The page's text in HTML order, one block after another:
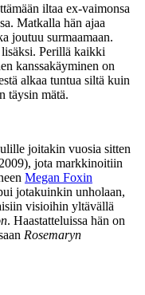
iltaa ex‑vaimonsa
Matkalla hän ajaa
joutuu surmaamaan.
Perillä kaikki
kanssakäyminen on
alkaa tuntua siltä kuin
täysin mätä.
joitakin vuosia sitten
jota markkinoitiin
Megan Foxin
jotakuinkin unholaan,
visioihin yltävällä
. Haastatteluissa hän on
Rosemaryn